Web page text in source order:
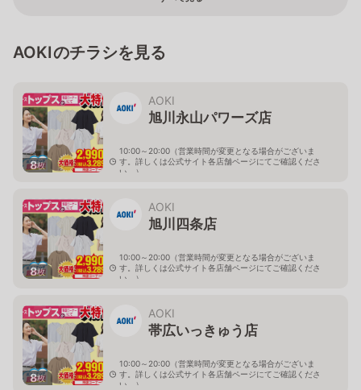
AOKIのチラシを見る
8枚
AOKI
旭川永山パワーズ店
10:00～20:00（営業時間が変更となる場合がございま
す。詳しくは公式サイト各店舗ページにてご確認くださ
い。）
8枚
AOKI
旭川四条店
10:00～20:00（営業時間が変更となる場合がございま
す。詳しくは公式サイト各店舗ページにてご確認くださ
い。）
8枚
AOKI
帯広いっきゅう店
10:00～20:00（営業時間が変更となる場合がございま
す。詳しくは公式サイト各店舗ページにてご確認くださ
い。）